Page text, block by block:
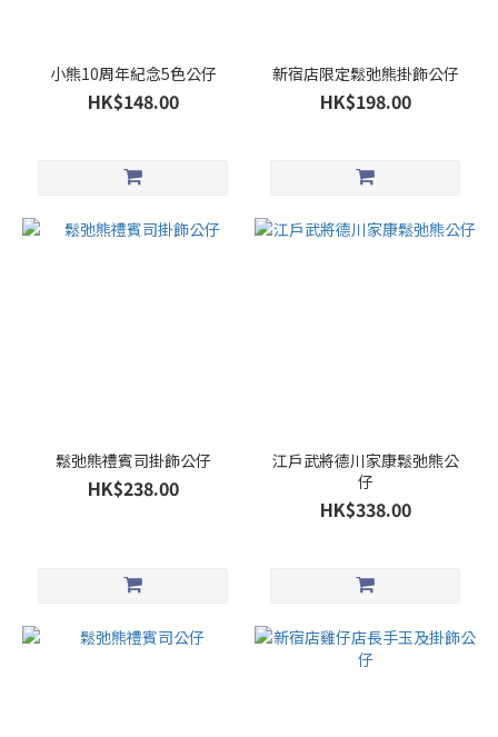
小熊10周年紀念5色公仔
HK$148.00
新宿店限定鬆弛熊掛飾公仔
HK$198.00
鬆弛熊禮賓司掛飾公仔
HK$238.00
江戶武將德川家康鬆弛熊公
仔
HK$338.00